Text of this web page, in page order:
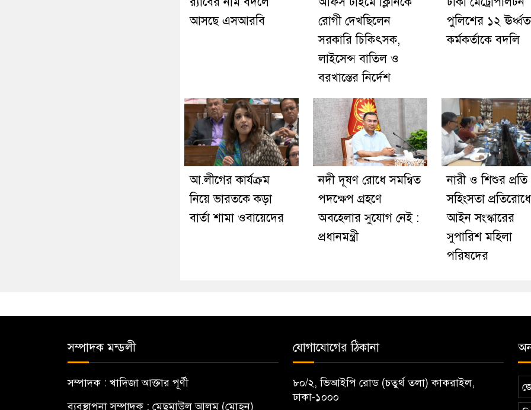
আসছে এসআরবি
রোগী দেখছিলেন
সরকারি চিকিৎসক,
লাইসেন্স বাতিল ও
বরখাস্তের নির্দেশ
পুলিশের ১২
কর্মকর্তাকে বদলি
আ.লীগের কার্যক্রম
নিয়ে ভারতকে কড়া
বার্তা শামা ওবায়েদের
নদী দূষণ রোধে সমন্বিত
পদক্ষেপ গ্রহণে
অবহেলার সুযোগ নেই :
প্রধানমন্ত্রী
নারী ও শিশুর প্রতি
সহিংসতা প্রতিরোধে
আইন সংস্কারের
সুপারিশ মহিলা
পরিষদের
সম্পাদক মন্ডলী
সম্পাদক : খাদিজা আক্তার পূর্ণী
ব্যবস্থাপনা সম্পাদক : মেছমাউল আলম (মোহন)
যোগাযোগের ঠিকানা
৮০/২, ভিআইপি রোড (চতুর্থ তলা) কাকরাইল,
ঢাকা-১০০০